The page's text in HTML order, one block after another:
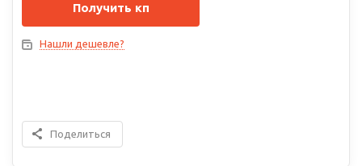
Получить кп
Нашли дешевле?
Поделиться